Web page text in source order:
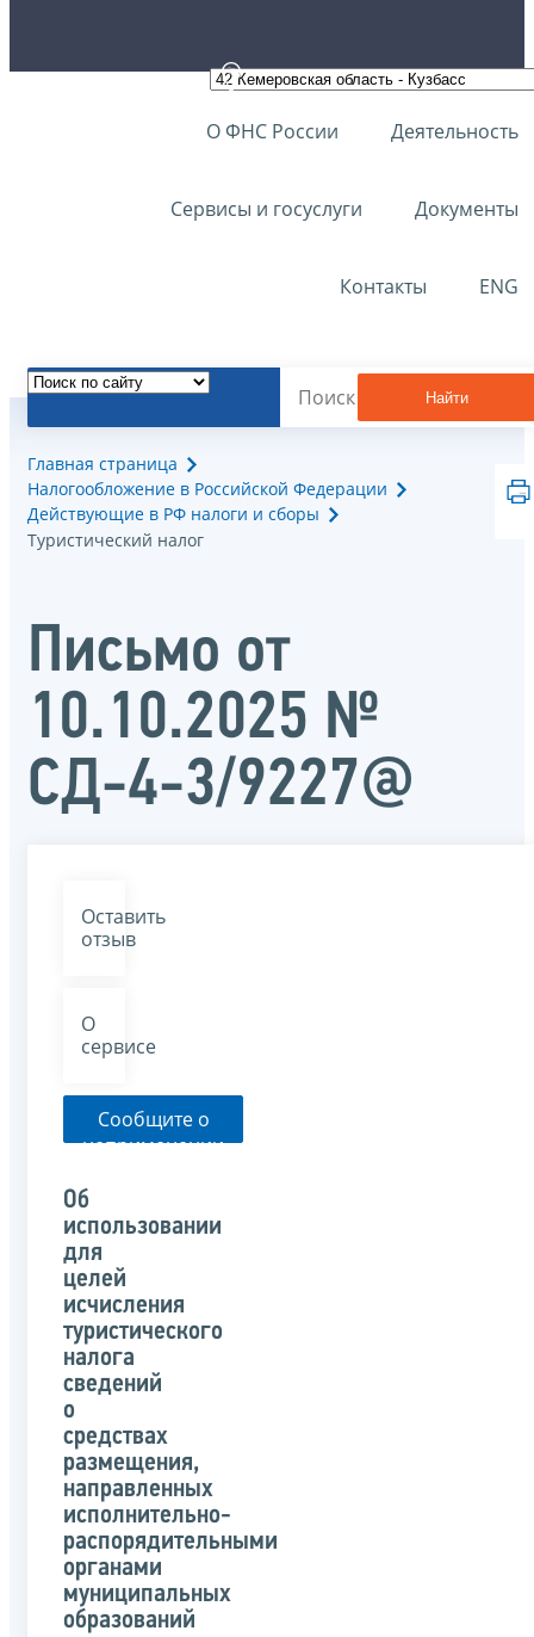
О ФНС России Деятельность
Сервисы и госуслуги Документы
Контакты ENG
Найти
Главная страница
Налогообложение в Российской Федерации
Действующие в РФ налоги и сборы
Туристический налог
Письмо от
10.10.2025 №
СД-4-3/9227@
Оставить
отзыв
О
сервисе
Сообщите о
неприменении
указанного
Об
использовании
для
целей
исчисления
туристического
налога
сведений
о
средствах
размещения,
направленных
исполнительно-
распорядительными
органами
муниципальных
образований